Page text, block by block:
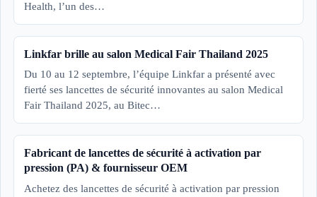
Health, l’un des…
Linkfar brille au salon Medical Fair Thailand 2025
Du 10 au 12 septembre, l’équipe Linkfar a présenté avec
fierté ses lancettes de sécurité innovantes au salon Medical
Fair Thailand 2025, au Bitec…
Fabricant de lancettes de sécurité à activation par
pression (PA) & fournisseur OEM
Achetez des lancettes de sécurité à activation par pression